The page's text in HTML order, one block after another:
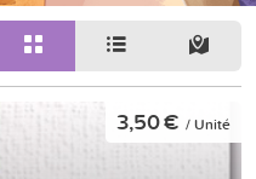
3,50 € / Unité